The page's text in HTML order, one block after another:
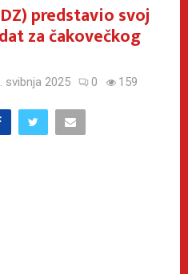
predstavio svoj
za čakovečkog
svibnja 2025 0 159